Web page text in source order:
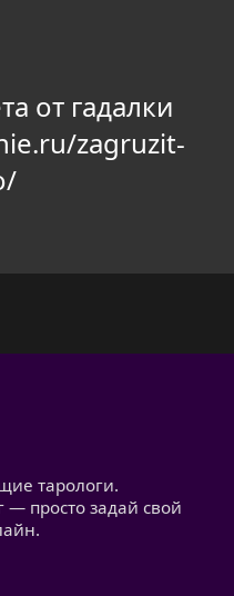
от гадалки
zagruzit-
тарологи.
— просто задай свой